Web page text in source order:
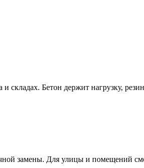
складах. Бетон держит нагрузку,
замены. Для улицы и помещений